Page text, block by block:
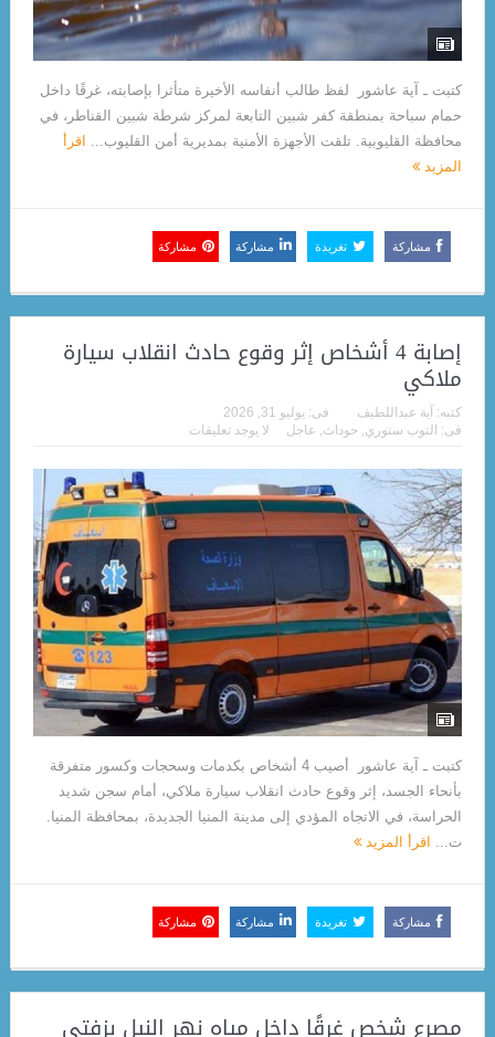
كتبت ـ آية عاشور لفظ طالب أنفاسه الأخيرة متأثرا بإصابته، غرقًا داخل
حمام سباحة بمنطقة كفر شبين التابعة لمركز شرطة شبين القناطر، في
محافظة القليوبية. تلقت الأجهزة الأمنية بمديرية أمن القليوب... اقرأ
المزيد
مشاركة تغريدة مشاركة مشاركة
إصابة 4 أشخاص إثر وقوع حادث انقلاب سيارة
ملاكي
كتبه: آية عبداللطيف فى: يوليو 31, 2026
فى: التوب ستوري, حوداث, عاجل لا يوجد تعليقات
كتبت ـ آية عاشور أصيب 4 أشخاص بكدمات وسحجات وكسور متفرقة
بأنحاء الجسد، إثر وقوع حادث انقلاب سيارة ملاكي، أمام سجن شديد
الحراسة، في الاتجاه المؤدي إلى مدينة المنيا الجديدة، بمحافظة المنيا.
ت... اقرأ المزيد
مشاركة تغريدة مشاركة مشاركة
مصرع شخص غرقًا داخل مياه نهر النيل بزفتى